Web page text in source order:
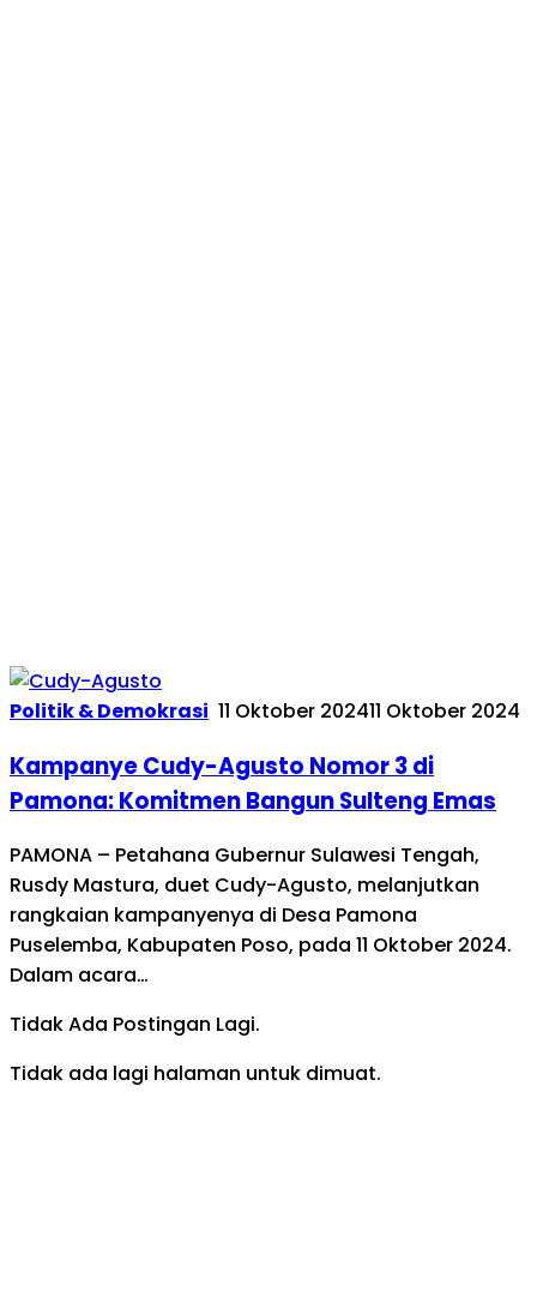
Politik & Demokrasi 11 Oktober 202411 Oktober 2024
Kampanye Cudy-Agusto Nomor 3 di
Pamona: Komitmen Bangun Sulteng Emas
PAMONA – Petahana Gubernur Sulawesi Tengah,
Rusdy Mastura, duet Cudy-Agusto, melanjutkan
rangkaian kampanyenya di Desa Pamona
Puselemba, Kabupaten Poso, pada 11 Oktober 2024.
Dalam acara…
Tidak Ada Postingan Lagi.
Tidak ada lagi halaman untuk dimuat.